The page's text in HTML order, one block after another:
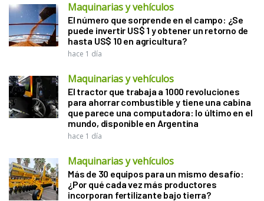
Maquinarias y vehículos
El número que sorprende en el campo: ¿Se
puede invertir US$ 1 y obtener un retorno de
hasta US$ 10 en agricultura?
hace 1 día
Maquinarias y vehículos
El tractor que trabaja a 1000 revoluciones
para ahorrar combustible y tiene una cabina
que parece una computadora: lo último en el
mundo, disponible en Argentina
hace 1 día
Maquinarias y vehículos
Más de 30 equipos para un mismo desafío:
¿Por qué cada vez más productores
incorporan fertilizante bajo tierra?